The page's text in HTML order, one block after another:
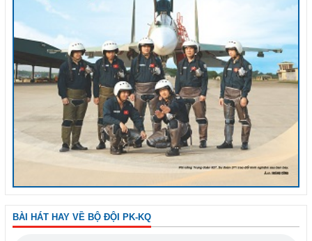
BÀI HÁT HAY VỀ BỘ ĐỘI PK-KQ